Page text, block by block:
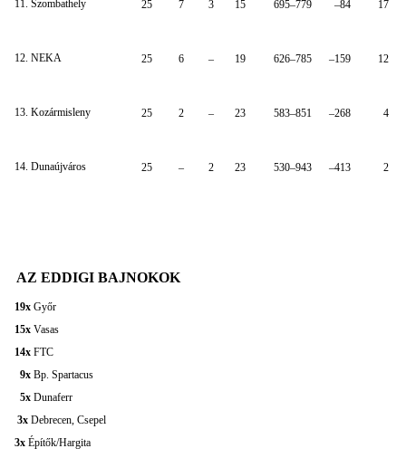
11. Szombathely 25 7 3 15 695–779 –84 17
12. NEKA 25 6 – 19 626–785 –159 12
13. Kozármisleny 25 2 – 23 583–851 –268 4
14. Dunaújváros 25 – 2 23 530–943 –413 2
19x Győr
15x Vasas
14x FTC
9x Bp. Spartacus
5x Dunaferr
3x Debrecen, Csepel
3x Építők/Hargita
AZ EDDIGI BAJNOKOK